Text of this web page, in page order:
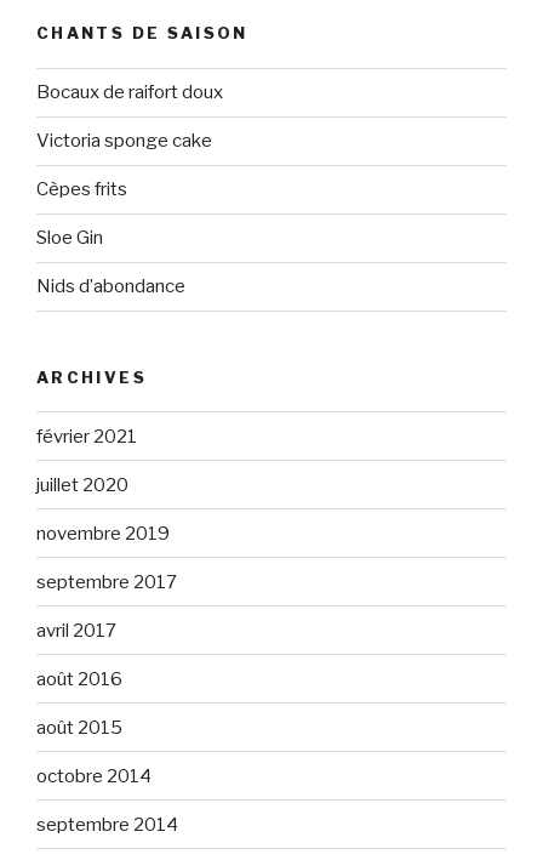
CHANTS DE SAISON
Bocaux de raifort doux
Victoria sponge cake
Cèpes frits
Sloe Gin
Nids d’abondance
ARCHIVES
février 2021
juillet 2020
novembre 2019
septembre 2017
avril 2017
août 2016
août 2015
octobre 2014
septembre 2014